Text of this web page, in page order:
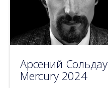
Арсений
Mercury 2024